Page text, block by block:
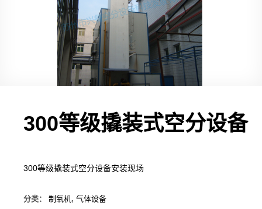
300等级撬装式空分设备
300等级撬装式空分设备安装现场
分类： 制氧机, 气体设备